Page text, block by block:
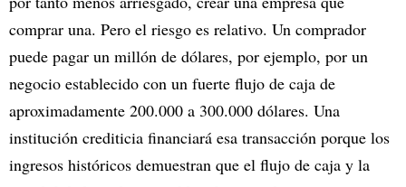
comprar una. Pero el riesgo es relativo. Un comprador
puede pagar un millón de dólares, por ejemplo, por un
negocio establecido con un fuerte flujo de caja de
aproximadamente 200.000 a 300.000 dólares. Una
institución crediticia financiará esa transacción porque los
ingresos históricos demuestran que el flujo de caja y la